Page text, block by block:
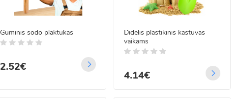
Guminis sodo plaktukas
2.52€
Didelis plastikinis kastuvas
vaikams
4.14€